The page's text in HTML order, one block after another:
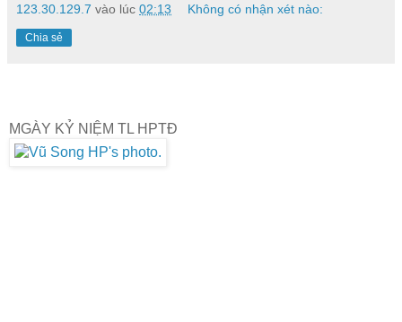
123.30.129.7 vào lúc 02:13 Không có nhận xét nào:
Chia sẻ
MGÀY KỶ NIỆM TL HPTĐ